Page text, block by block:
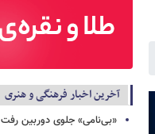
آخرین اخبار فرهنگی و هنری
«بی‌نامی» جلوی دوربین رفت